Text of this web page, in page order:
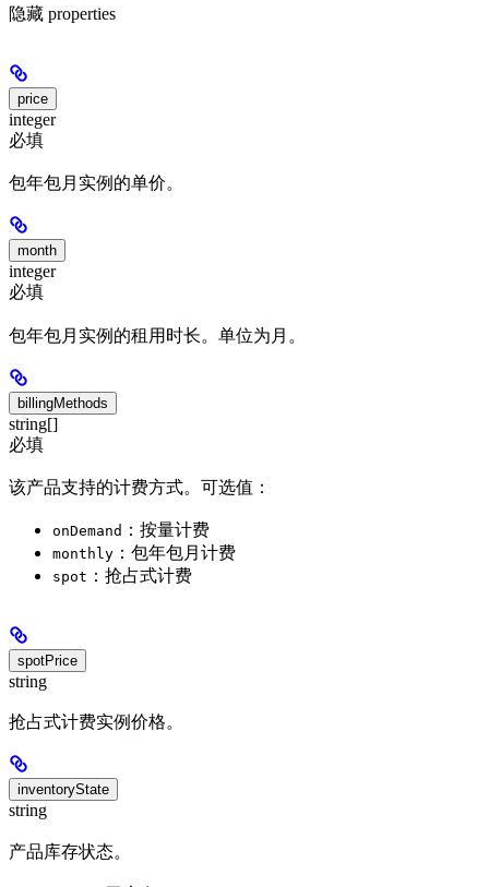
隐藏 properties
price
integer
必填
包年包月实例的单价。
month
integer
必填
包年包月实例的租用时长。单位为月。
billingMethods
string[]
必填
该产品支持的计费方式。可选值：
onDemand ：按量计费
monthly ：包年包月计费
spot ：抢占式计费
spotPrice
string
抢占式计费实例价格。
inventoryState
string
产品库存状态。